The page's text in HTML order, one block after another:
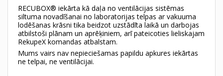
RECUBOX® iekārta kā daļa no ventilācijas sistēmas
siltuma novadīšanai no laboratorijas telpas ar vakuuma
lodēšanas krāsni tika beidzot uzstādīta laikā un darbojas
atbilstoši plānam un aprēķiniem, arī pateicoties lieliskajam
RekupeX komandas atbalstam.
Mums vairs nav nepieciešamas papildu apkures iekārtas
ne telpai, ne ventilācijai.